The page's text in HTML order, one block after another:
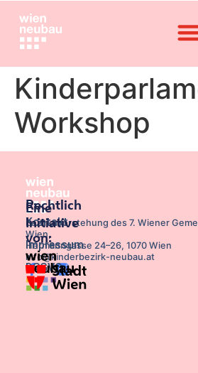
Workshop
Bezirksvorstehung des 7. Wiener
Wien,
Hermanngasse 24–26, 1070 Wien
info@kinderbezirk-neubau.at
Rechtlich
Kontakt
Impressum
DSGVO
Eine
Initiative
von: